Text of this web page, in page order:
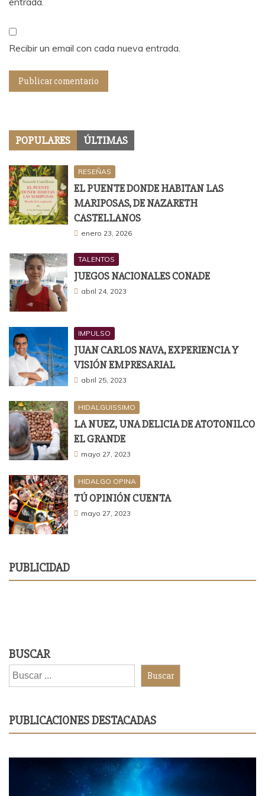
Recibir un email con cada nueva entrada.
POPULARES ÚLTIMAS
RESEÑAS
EL PUENTE DONDE HABITAN LAS
MARIPOSAS, DE NAZARETH
CASTELLANOS
enero 23, 2026
TALENTOS
JUEGOS NACIONALES CONADE
abril 24, 2023
IMPULSO
JUAN CARLOS NAVA, EXPERIENCIA Y
VISIÓN EMPRESARIAL
abril 25, 2023
HIDALGUISSIMO
LA NUEZ, UNA DELICIA DE ATOTONILCO
EL GRANDE
mayo 27, 2023
HIDALGO OPINA
TÚ OPINIÓN CUENTA
mayo 27, 2023
PUBLICIDAD
BUSCAR
Buscar
PUBLICACIONES DESTACADAS